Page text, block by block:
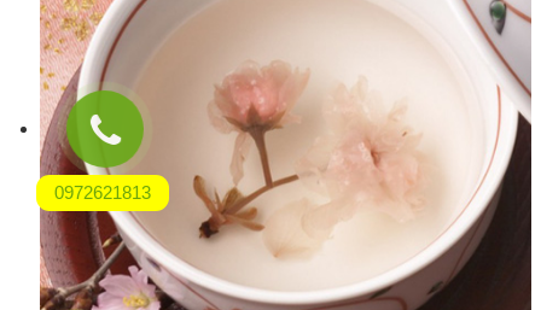
0972621813